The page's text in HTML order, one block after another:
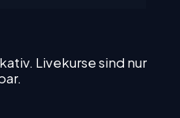
Livekurse sind nur